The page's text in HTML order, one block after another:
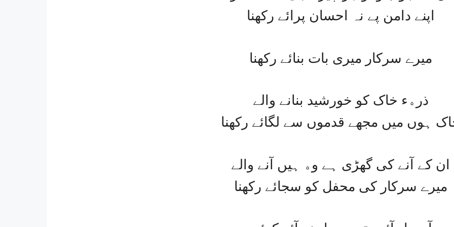
ﺍﭘﻨﮯ ﺩﺍﻣﻦ ﭘﮯ ﻧﮧ ﺍﺣﺴﺎﻥ ﭘﺮﺍﺋﮯ ﺭﮐﮭﻨﺎ
ﻣﯿﺮﮮ ﺳﺮﮐﺎﺭ ﻣﯿﺮﯼ ﺑﺎﺕ ﺑﻨﺎﺋﮯ ﺭﮐﮭﻨﺎ
ﺫﺭﮦﺀ ﺧﺎﮎ ﮐﻮ ﺧﻮﺭﺷﯿﺪ ﺑﻨﺎﻧﮯ ﻭﺍﻟﮯ
ﮨﻮﮞ ﻣﯿﮟ ﻣﺠﮭﮯ ﻗﺪﻣﻮﮞ ﺳﮯ ﻟﮕﺎﺋﮯ ﺭﮐﮭﻨﺎ
ﺍﻥ ﮐﮯ ﺁﻧﮯ ﮐﯽ ﮔﮭﮍﯼ ﮨﮯ ﻭﮦ ﮨﯿﮟ ﺁﻧﮯ ﻭﺍﻟﮯ
ﻣﯿﺮﮮ ﺳﺮﮐﺎﺭ ﮐﯽ ﻣﺤﻔﻞ ﮐﻮ ﺳﺠﺎﺋﮯ ﺭﮐﮭﻨﺎ